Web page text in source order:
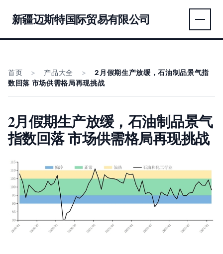
新疆迈斯特国际贸易有限公司
首页 > 产品大全 >
2月假期生产放缓，石油制品景气指
数回落 市场供需格局再现挑战
2月假期生产放缓，石油制品景气
指数回落 市场供需格局再现挑战